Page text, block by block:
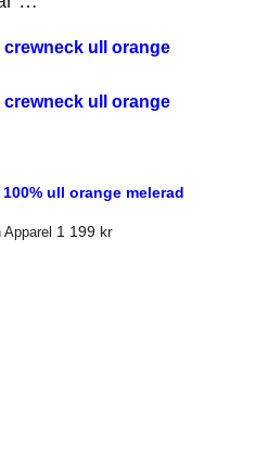
ull orange melerad
Apparel 1 199 kr